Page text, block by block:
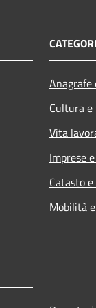
Cultura
Vita
Imprese
Catasto
Mobilità